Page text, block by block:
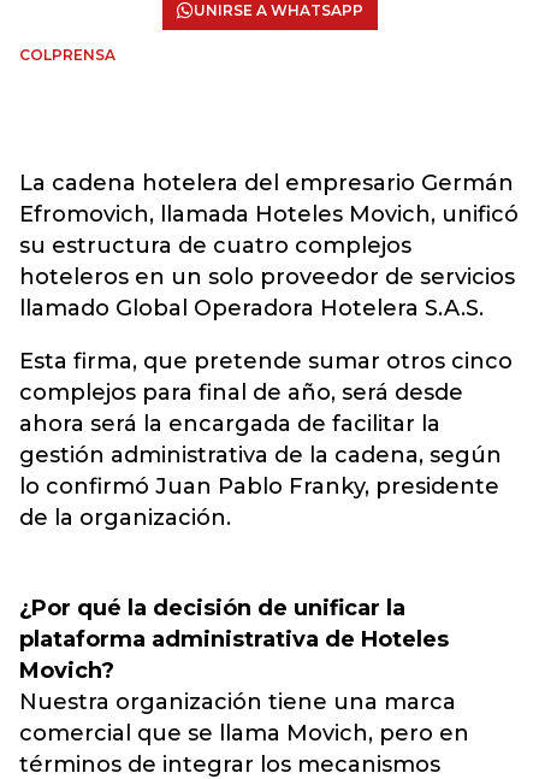
UNIRSE A WHATSAPP
COLPRENSA
La cadena hotelera del empresario Germán
Efromovich, llamada Hoteles Movich, unificó
su estructura de cuatro complejos
hoteleros en un solo proveedor de servicios
llamado Global Operadora Hotelera S.A.S.
Esta firma, que pretende sumar otros cinco
complejos para final de año, será desde
ahora será la encargada de facilitar la
gestión administrativa de la cadena, según
lo confirmó Juan Pablo Franky, presidente
de la organización.
¿Por qué la decisión de unificar la
plataforma administrativa de Hoteles
Movich?
Nuestra organización tiene una marca
comercial que se llama Movich, pero en
términos de integrar los mecanismos